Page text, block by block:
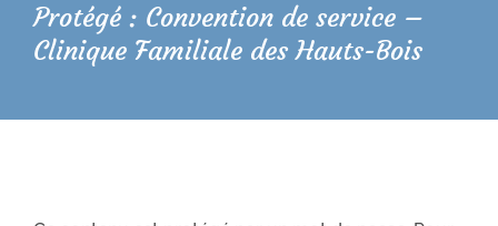
Protégé : Convention de service –
Clinique Familiale des Hauts-Bois